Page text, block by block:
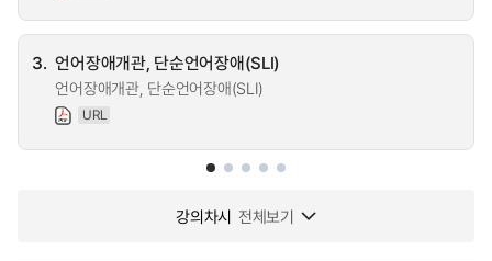
3. 언어장애개관, 단순언어장애(SLI)
언어장애개관, 단순언어장애(SLI)
URL
강의차시 전체보기